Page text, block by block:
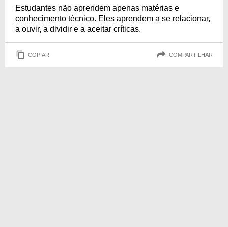
Estudantes não aprendem apenas matérias e
conhecimento técnico. Eles aprendem a se relacionar,
a ouvir, a dividir e a aceitar críticas.
COPIAR COMPARTILHAR